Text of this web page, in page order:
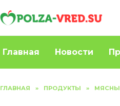
Главная Новости
ГЛАВНАЯ » ПРОДУКТЫ »